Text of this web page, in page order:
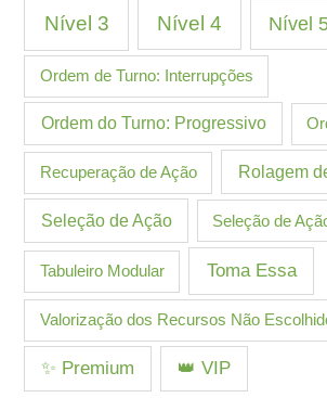
Nível 3 Nível 4 Nível
Ordem de Turno: Interrupções
Ordem do Turno: Progressivo
Recuperação de Ação Rolagem
Seleção de Ação Seleção de
Tabuleiro Modular Toma Essa
Valorização dos Recursos Não
✨ Premium 👑 VIP